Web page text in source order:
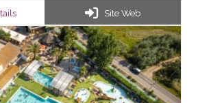
Site Web